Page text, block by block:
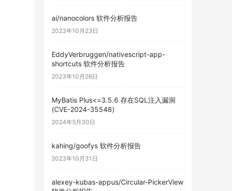
ai/nanocolors 软件分析报告
2023年10月23日
EddyVerbruggen/nativescript-app-
shortcuts 软件分析报告
2023年10月26日
MyBatis Plus<=3.5.6 存在SQL注入漏洞
(CVE-2024-35548)
2024年5月30日
kahing/goofys 软件分析报告
2023年10月31日
alexey-kubas-appus/Circular-PickerView